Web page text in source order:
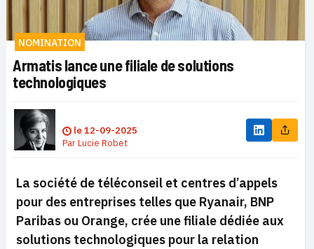
NOMINATION
Armatis lance une filiale de solutions
technologiques
le12-09-2025
ParLucie Robet
La société de téléconseil et centres d’appels
pour des entreprises telles que Ryanair, BNP
Paribas ou Orange, crée une filiale dédiée aux
solutions technologiques pour la relation